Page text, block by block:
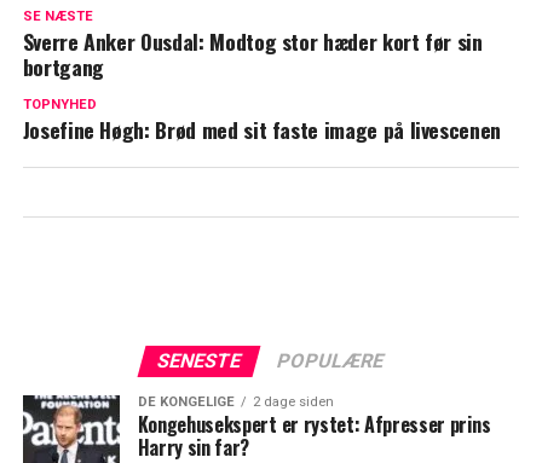
Josefine Høgh
Bagedyst-vinder i kæmpe brøler: Afslører
SE NÆSTE
Sverre Anker Ousdal: Modtog stor hæder kort før sin
bortgang
TOPNYHED
Josefine Høgh: Brød med sit faste image på livescenen
SENESTE POPULÆRE
DE KONGELIGE 2 dage siden
Kongehusekspert er rystet: Afpresser prins
Harry sin far?